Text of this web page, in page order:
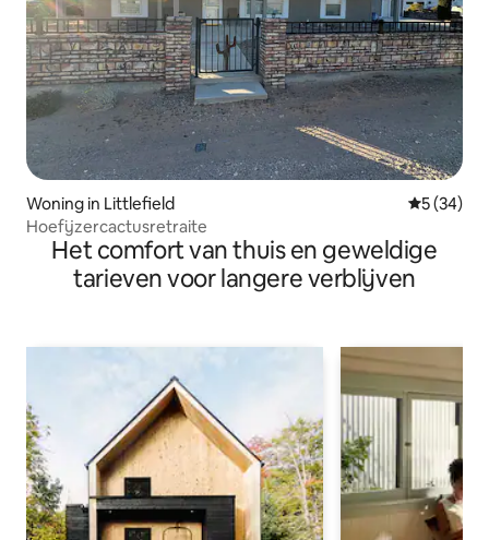
Woning in Littlefield
5 (34)
Hoefijzercactusretraite
Het comfort van thuis en geweldige
tarieven voor langere verblijven